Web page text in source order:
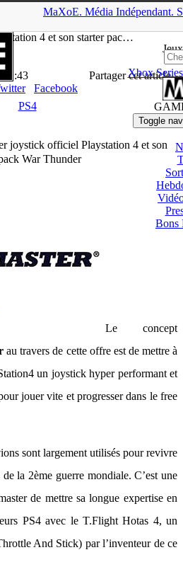
MaXoE. Média Indépendant.
Jeux
Xbox
Toggle
Bons
4 et son starter pac…
11:43
Partager cet article
Facebook
PS4
joystick officiel Playstation 4 et son
War Thunder
Le concept
au travers de cette offre est de mettre à
un joystick hyper performant et
jouer vite et progresser dans le free
sont largement utilisés pour revivre
la 2ème guerre mondiale. C’est une
de mettre sa longue expertise en
PS4 avec le T.Flight Hotas 4, un
And Stick) par l’inventeur de ce